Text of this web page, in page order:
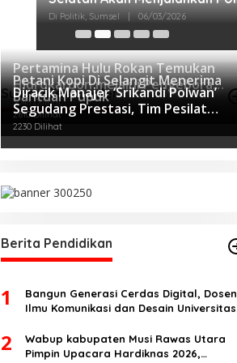
Sumsel Terpopuler
Pertamina Hulu Rokan Temukan
Hidrokarbon melalui Pengeboran
Sumur Eksplorasi Anggrek Violet
(AVO)-001
3043 Dilihat
Petani Kopi Di Selangit Menerima
Bantuan Pupuk
2610 Dilihat
Diracik Manajer ‘Srikandi Polwan’
Segudang Prestasi, Tim Pesilat
Polda Sumsel Sukses Diajang
Kejurnas Menpora Cup II 2024
2230 Dilihat
Berita Pendidikan
1
Bangun Generasi Cerdas Digital, Dosen
Ilmu Komunikasi dan Desain Universitas
Disinformasi AI dan Hate Speech di SMK
Ikhlas Jawilan
2
Wabup kabupaten Musi Rawas Utara
Pimpin Upacara Hardiknas 2026,